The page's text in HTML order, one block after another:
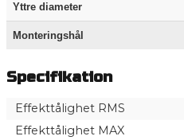
Yttre diameter
Monteringshål
Specifikation
Effekttålighet RMS
Effekttålighet MAX